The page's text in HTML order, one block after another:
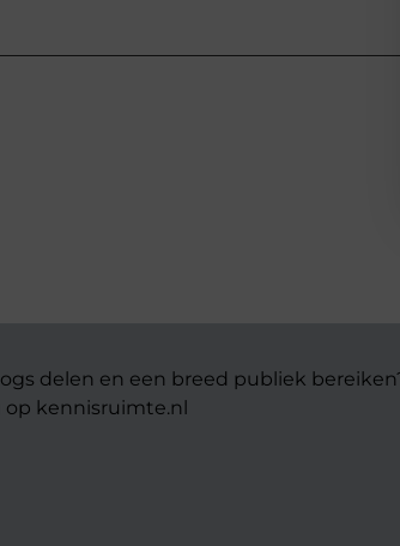
delen en een breed publiek
kennisruimte.nl